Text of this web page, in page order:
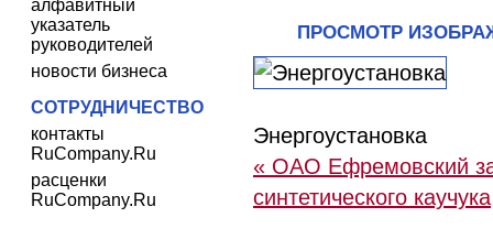
алфавитный
указатель
руководителей
новости бизнеса
СОТРУДНИЧЕСТВО
контакты
RuCompany.Ru
расценки
RuCompany.Ru
ПРОСМОТР
Энергоустановка
« ОАО Ефремовский
синтетического каучука